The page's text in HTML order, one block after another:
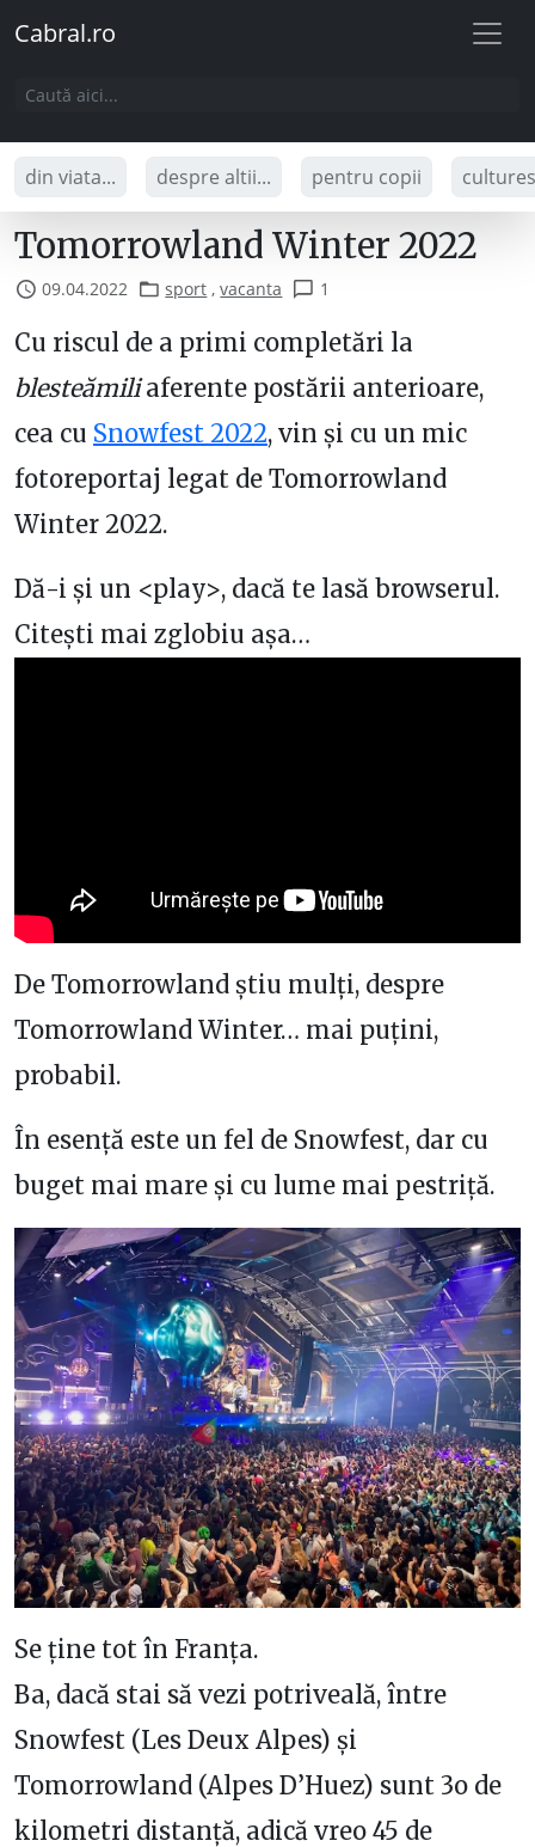
Cabral.ro
din viata... despre altii... pentru copii
Tomorrowland Winter 2022
09.04.2022 sport ,vacanta 1
Cu riscul de a primi completări la
blesteămiliaferente postării anterioare,
cea cu Snowfest 2022, vin și cu un mic
fotoreportaj legat de Tomorrowland
Winter 2022.
Dă-i și un <play>, dacă te lasă browserul.
Citești mai zglobiu așa…
De Tomorrowland știu mulți, despre
Tomorrowland Winter… mai puțini,
probabil.
În esență este un fel de Snowfest, dar cu
buget mai mare și cu lume mai pestriță.
Se ține tot în Franța.
Ba, dacă stai să vezi potriveală, între
Snowfest (Les Deux Alpes) și
Tomorrowland (Alpes D’Huez) sunt 3o de
kilometri distanță, adică vreo 45 de